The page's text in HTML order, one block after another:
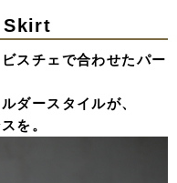
Skirt
スチェで合わせたパー
ダースタイルが、
を。